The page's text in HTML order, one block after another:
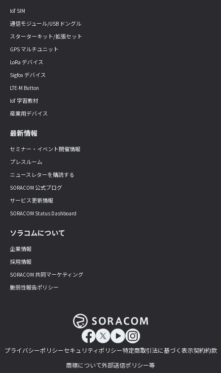
IoT SIM
通信モジュール/USB ドングル
スターターキット/拡張セット
GPS マルチユニット
LoRa デバイス
Sigfox デバイス
LTE-M Button
IoT 学習教材
産業用デバイス
最新情報
セミナー・イベント開催情報
プレスルーム
ニュースレターを購読する
SORACOM 公式ブログ
サービス更新情報
SORACOM Status Dashboard
ソラコムについて
企業情報
採用情報
SORACOM 共同マーケティング
脆弱性報告ポリシー
プライバシーポリシーセキュリティポリシー特定商取引法に基づく表示契約約款
商標について外部送信ポリシー等